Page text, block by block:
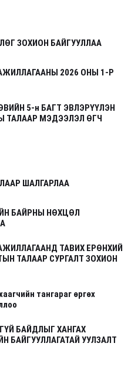
ЗОХИОН БАЙГУУЛЛАА
2026 ОНЫ 1-Р
5-н БАГТ ЭВЛЭРҮҮЛЭН
ТАЛААР МЭДЭЭЛЭЛ ӨГЧ
ШАЛГАРЛАА
БАЙРНЫ НӨХЦӨЛ
ТАВИХ ЕРӨНХИЙ
ТАЛААР СУРГАЛТ ЗОХИОН
тангараг өргөх
БАЙДЛЫГ ХАНГАХ
БАЙГУУЛЛАГАТАЙ УУЛЗАЛТ